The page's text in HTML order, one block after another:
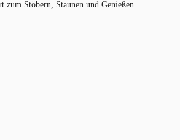
zum Stöbern, Staunen und Genießen.